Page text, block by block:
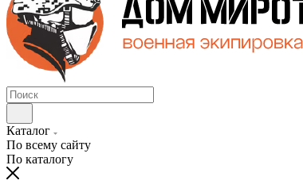
Каталог
По всему сайту
По каталогу